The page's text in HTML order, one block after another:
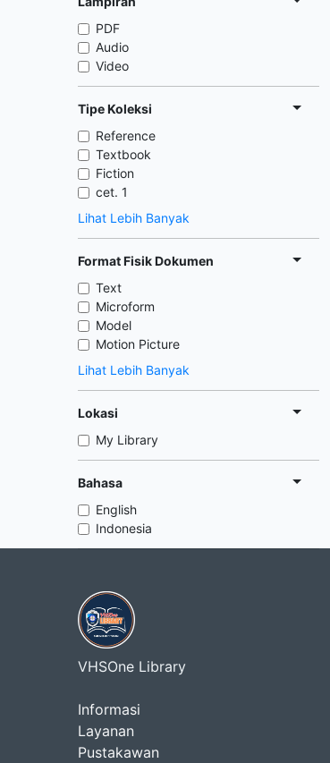
PDF
Audio
Video
Tipe Koleksi
Reference
Textbook
Fiction
cet. 1
Lihat Lebih Banyak
Format Fisik Dokumen
Text
Microform
Model
Motion Picture
Lihat Lebih Banyak
Lokasi
My Library
Bahasa
English
Indonesia
VHSOne Library
Informasi
Layanan
Pustakawan